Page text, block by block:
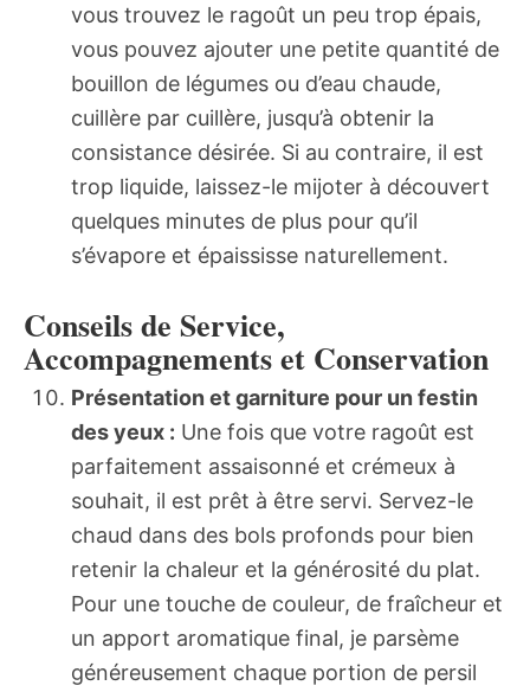
vous trouvez le ragoût un peu trop épais,
vous pouvez ajouter une petite quantité de
bouillon de légumes ou d’eau chaude,
cuillère par cuillère, jusqu’à obtenir la
consistance désirée. Si au contraire, il est
trop liquide, laissez-le mijoter à découvert
quelques minutes de plus pour qu’il
s’évapore et épaississe naturellement.
Conseils de Service,
Accompagnements et Conservation
Présentation et garniture pour un festin
des yeux : Une fois que votre ragoût est
parfaitement assaisonné et crémeux à
souhait, il est prêt à être servi. Servez-le
chaud dans des bols profonds pour bien
retenir la chaleur et la générosité du plat.
Pour une touche de couleur, de fraîcheur et
un apport aromatique final, je parsème
généreusement chaque portion de persil